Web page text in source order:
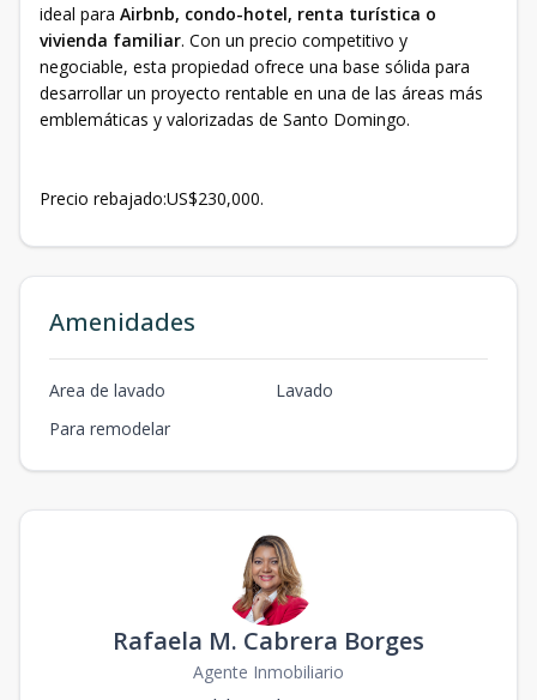
ideal para Airbnb, condo-hotel, renta turística o
vivienda familiar. Con un precio competitivo y
negociable, esta propiedad ofrece una base sólida para
desarrollar un proyecto rentable en una de las áreas más
emblemáticas y valorizadas de Santo Domingo.
Precio rebajado:US$230,000.
Amenidades
Area de lavado
Lavado
Para remodelar
Rafaela M. Cabrera Borges
Agente Inmobiliario